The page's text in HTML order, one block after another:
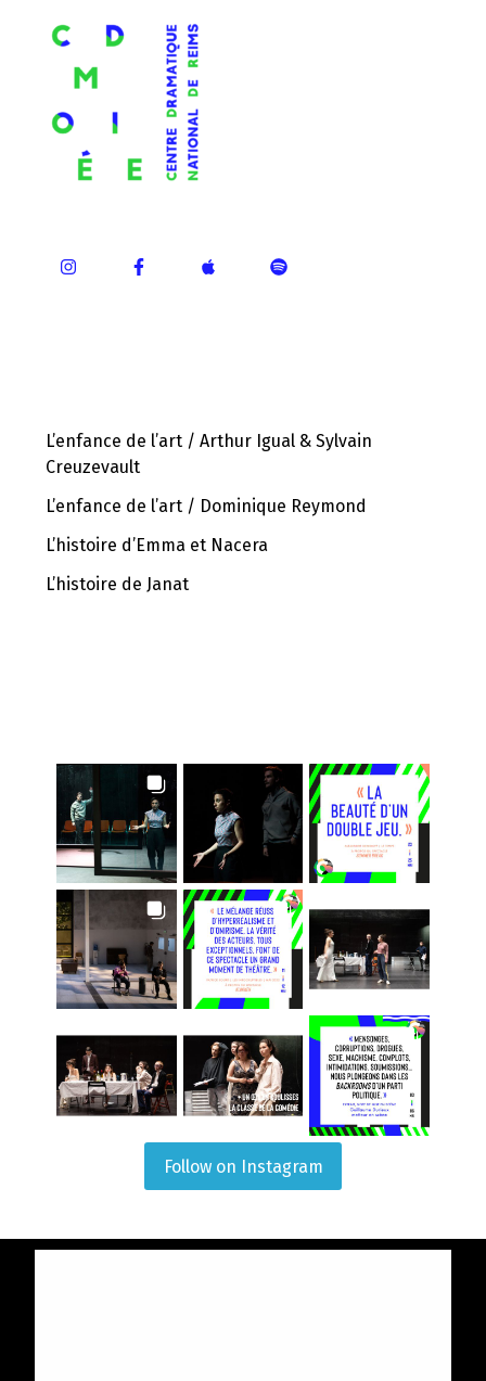
L’enfance de l’art / Arthur Igual & Sylvain
Creuzevault
L’enfance de l’art / Dominique Reymond
L’histoire d’Emma et Nacera
L’histoire de Janat
Follow on Instagram